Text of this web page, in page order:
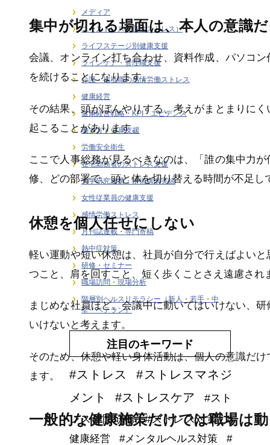
集中が切れる場面は、本人の意識
会議、オンライン打ち合わせ、資料作成、パソコ
を続けることになります。
その結果、頭がぼんやりする、考えがまとまりに
起こることがあります。
ここで人事総務が見るべきなのは、「誰の集中力
修、どの部署で、頭と体を切り替える時間が不足し
休憩を個人任せにしない
軽い運動や短い休憩は、社員が自分で行えばよい
つこと、肩を回すこと、短く歩くことさえ遠慮され
まじめな社員ほど、会議中に動いてはいけない、
いけないと考えます。
そのため、休憩や軽い身体活動は、個人の意識だ
ます。
一般的な健康施策だけでは職場は
メディア
ユーストレス（良性ストレス）
ライフステージ別健康支援
ラインケア・管理職支援
介護・福祉職の感情労働ストレス
健康経営
健康経営戦略・KPI・エビデンス
働き方 × 健康支援
労働安全衛生
在宅勤務者のストレス支援
大学研究連携・学術講演実績
女性従業員の健康支援
感情労働ストレス
月刊誌連載・専門寄稿
熱中症対策
研修・セミナー
職場訪問・現場分析
階層別ヘルスリテラシー（新人・若手・中
堅・ベテラン）
注目のキーワード
#ストレス
#ストレスマネジ
メント
#ストレスケア
#スト
レス予防研修
#ストレス対策
#
健康経営
#メンタルヘルス対策
#